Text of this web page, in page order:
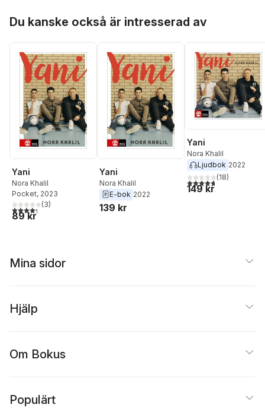
Du kanske också är intresserad av
Yani
Nora Khalil
Pocket, 2023
4,3utav 5 stjärnor. Totalt antal röster:
(3)
89 kr
Yani
Nora Khalil
E-bok 2022
139 kr
Yani
Nora Khalil
Ljudbok 2022
4,7utav 5 stjärnor.
(18)
149 kr
Mina sidor
Hjälp
Om Bokus
Populärt